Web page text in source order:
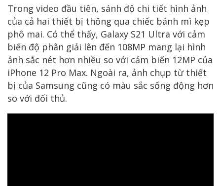
Trong video đầu tiên, sánh độ chi tiết hình ảnh
của cả hai thiết bị thông qua chiếc bánh mì kẹp
phô mai. Có thể thấy, Galaxy S21 Ultra với cảm
biến độ phân giải lên đến 108MP mang lại hình
ảnh sắc nét hơn nhiều so với cảm biến 12MP của
iPhone 12 Pro Max. Ngoài ra, ảnh chụp từ thiết
bị của Samsung cũng có màu sắc sống động hơn
so với đối thủ.